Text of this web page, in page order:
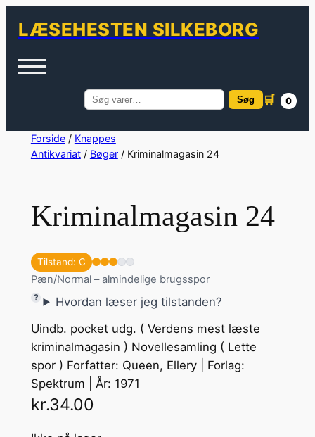
LÆSEHESTEN SILKEBORG
Søg
Søg 🛒 0
SpringForside/ Knappes
Antikvariat/ Bøger/ Kriminalmagasin 24
Kriminalmagasin 24
Tilstand: C
Pæn/Normal – almindelige brugsspor
Hvordan læser jeg tilstanden?
Uindb. pocket udg. ( Verdens mest læste
kriminalmagasin ) Novellesamling ( Lette
spor ) Forfatter: Queen, Ellery | Forlag:
Spektrum | År: 1971
kr.34.00